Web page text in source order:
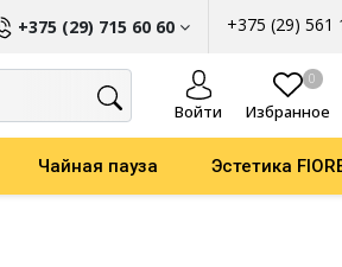
+375 (29) 715 60 60 +375 (29) 561
Войти
0
Избранное
Чайная пауза Эстетика